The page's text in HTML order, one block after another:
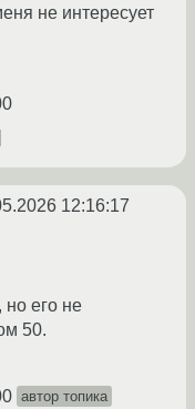
не интересует
12:16:17
его не
50.
автор топика